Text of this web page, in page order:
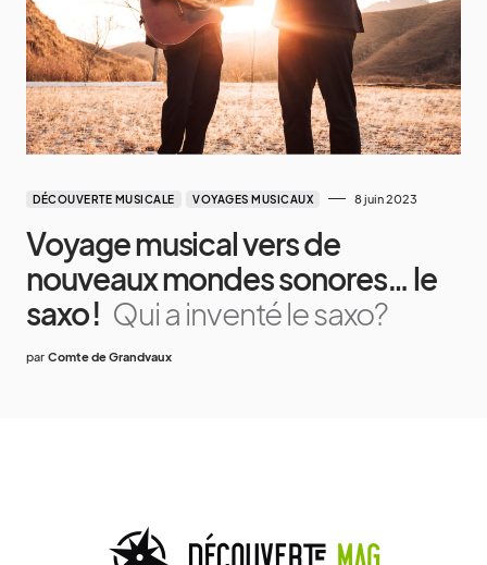
DÉCOUVERTE MUSICALE VOYAGES MUSICAUX 8 juin 2023
Voyage musical vers de
nouveaux mondes sonores… le
saxo ! Qui a inventé le saxo?
par Comte de Grandvaux